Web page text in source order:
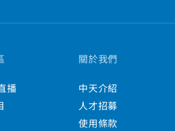
播
關於我們
中天介紹
人才招募
使用條款